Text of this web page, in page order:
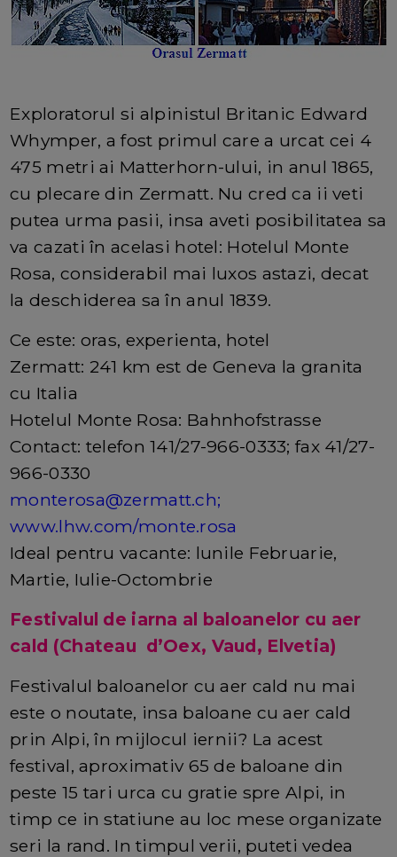
Exploratorul si alpinistul Britanic Edward
Whymper, a fost primul care a urcat cei 4
475 metri ai Matterhorn-ului, in anul 1865,
cu plecare din Zermatt. Nu cred ca ii veti
putea urma pasii, insa aveti posibilitatea sa
va cazati în acelasi hotel: Hotelul Monte
Rosa, considerabil mai luxos astazi, decat
la deschiderea sa în anul 1839.
Ce este: oras, experienta, hotel
Zermatt: 241 km est de Geneva la granita
cu Italia
Hotelul Monte Rosa: Bahnhofstrasse
Contact: telefon 141/27-966-0333; fax 41/27-
966-0330
monterosa@zermatt.ch;
www.lhw.com/monte.rosa
Ideal pentru vacante: lunile Februarie,
Martie, Iulie-Octombrie
Festivalul de iarna al baloanelor cu aer
cald (Chateau d’Oex, Vaud, Elvetia)
Festivalul baloanelor cu aer cald nu mai
este o noutate, insa baloane cu aer cald
prin Alpi, în mijlocul iernii? La acest
festival, aproximativ 65 de baloane din
peste 15 tari urca cu gratie spre Alpi, in
timp ce in statiune au loc mese organizate
seri la rand. In timpul verii, puteti vedea